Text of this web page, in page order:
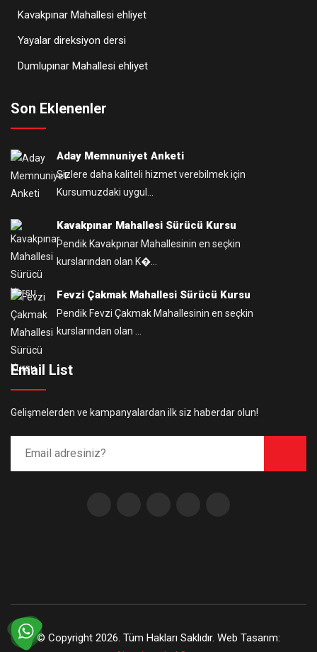
Kavakpınar Mahallesi ehliyet
Yayalar direksiyon dersi
Dumlupınar Mahallesi ehliyet
Son Eklenenler
Aday Memnuniyet Anketi
Sizlere daha kaliteli hizmet verebilmek için
Kursumuzdaki uygul...
Kavakpınar Mahallesi Sürücü Kursu
Pendik Kavakpınar Mahallesinin en seçkin
kurslarından olan K�...
Fevzi Çakmak Mahallesi Sürücü Kursu
Pendik Fevzi Çakmak Mahallesinin en seçkin
kurslarından olan ...
Email List
Gelişmelerden ve kampanyalardan ilk siz haberdar olun!
bag replica
© Copyright 2026. Tüm Hakları Saklıdır. Web Tasarım: